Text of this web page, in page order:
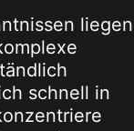
liegen
schnell in